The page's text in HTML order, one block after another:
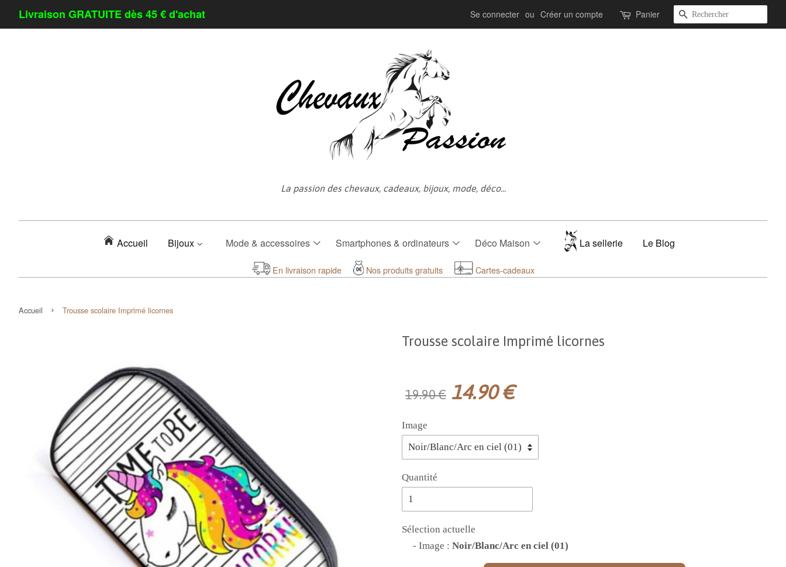
Livraison GRATUITE dès 45 € d'achat Se connecter ou Créer un compte Panier Recherche
La passion des chevaux, cadeaux, bijoux, mode, déco...
Accueil Bijoux Mode & accessoires Smartphones & ordinateurs Déco Maison La sellerie Le Blog
En livraison rapide Nos produits gratuits Cartes-cadeaux
Accueil › Trousse scolaire Imprimé licornes
Trousse scolaire Imprimé licornes
19.90 € 14.90 €
Image
Quantité
Sélection actuelle
- Image : Noir/Blanc/Arc en ciel (01)